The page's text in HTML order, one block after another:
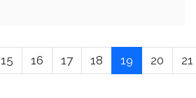
15 16 17 18 19 20 21